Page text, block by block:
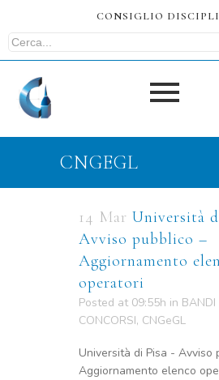
CONSIGLIO
CNGEGL
14 Mar Università
Avviso pubblico –
Aggiornamento
operatori
Posted at 09:55h in BANDI
CONCORSI, CNGeGL
Università di Pisa - Avviso
Aggiornamento elenco